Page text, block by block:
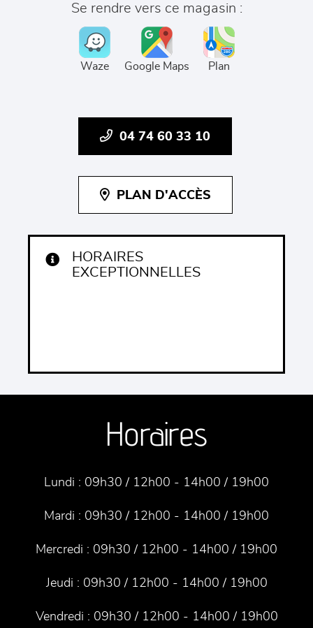
Se rendre vers ce magasin :
Waze Google Maps Plan
04 74 60 33 10
PLAN D'ACCÈS
HORAIRES
EXCEPTIONNELLES
Horaires
Lundi : 09h30 / 12h00 - 14h00 / 19h00
Mardi : 09h30 / 12h00 - 14h00 / 19h00
Mercredi : 09h30 / 12h00 - 14h00 / 19h00
Jeudi : 09h30 / 12h00 - 14h00 / 19h00
Vendredi : 09h30 / 12h00 - 14h00 / 19h00